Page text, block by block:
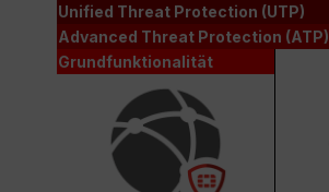
Unified Threat Protection (UTP)
Advanced Threat Protection (ATP)
Grundfunktionalität